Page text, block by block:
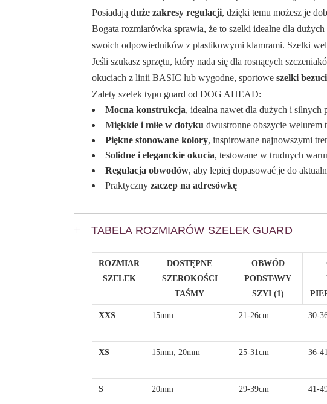
Posiadają duże zakresy regulacji, dzięki temu możesz je
Bogata rozmiarówka sprawia, że to szelki idealne dla
swoich odpowiedników z plastikowymi klamrami. Szelki
Jeśli szukasz sprzętu, który nada się dla rosnących
okuciach z linii BASIC lub wygodne, sportowe szelki
Zalety szelek typu guard od DOG AHEAD:
Mocna konstrukcja, idealna nawet dla dużych i silnych
Miękkie i miłe w dotyku dwustronne obszycie welurem
Piękne stonowane kolory, inspirowane najnowszymi
Solidne i eleganckie okucia, testowane w trudnych
Regulacja obwodów, aby lepiej dopasować je do
Praktyczny zaczep na adresówkę
TABELA ROZMIARÓW SZELEK GUARD
ROZMIAR
SZELEK
DOSTĘPNE
SZEROKOŚCI
TAŚMY
OBWÓD
PODSTAWY
SZYI (1)
XXS 15mm 21-26cm 30-
XS 15mm; 20mm 25-31cm 36-
S 20mm 29-39cm 41-